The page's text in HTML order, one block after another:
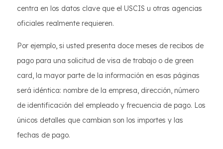
centra en los datos clave que el USCIS u otras agencias
oficiales realmente requieren.
Por ejemplo, si usted presenta doce meses de recibos de
pago para una solicitud de visa de trabajo o de green
card, la mayor parte de la información en esas páginas
será idéntica: nombre de la empresa, dirección, número
de identificación del empleado y frecuencia de pago. Los
únicos detalles que cambian son los importes y las
fechas de pago.